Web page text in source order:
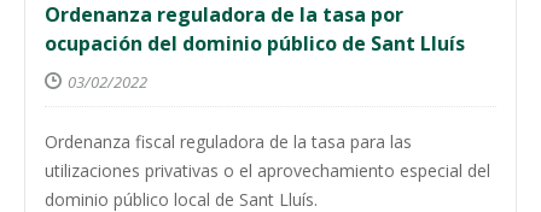
Ordenanza reguladora de la tasa por
ocupación del dominio público de Sant Lluís
03/02/2022
Ordenanza fiscal reguladora de la tasa para las
utilizaciones privativas o el aprovechamiento especial del
dominio público local de Sant Lluís.